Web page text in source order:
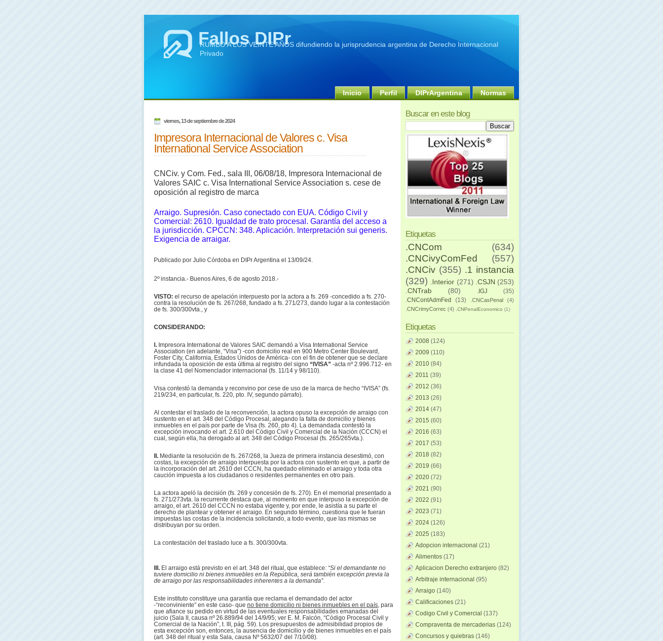
Fallos DIPr
RUMBO A LOS VEINTE AÑOS difundiendo la jurisprudencia argentina de Derecho Internacional
Privado
Inicio Perfil DIPrArgentina Normas
viernes, 13 de septiembre de 2024
Impresora Internacional de Valores c. Visa
International Service Association
CNCiv. y Com. Fed., sala III, 06/08/18, Impresora Internacional de
Valores SAIC c. Visa International Service Association s. cese de
oposición al registro de marca
Arraigo. Supresión. Caso conectado con EUA. Código Civil y
Comercial: 2610. Igualdad de trato procesal. Garantía del acceso a
la jurisdicción. CPCCN: 348. Aplicación. Interpretación sui generis.
Exigencia de arraigar.
Publicado por Julio Córdoba en DIPr Argentina el 13/09/24.
2º instancia.- Buenos Aires, 6 de agosto 2018.-
VISTO: el recurso de apelación interpuesto por la actora a fs. 269 -concedido a fs. 270-
contra la resolución de fs. 267/268, fundado a fs. 271/273, dando lugar a la contestación
de fs. 300/300vta., y
CONSIDERANDO:
I. Impresora International de Valores SAIC demandó a Visa International Service
Association (en adelante, “Visa”) -con domicilio real en 900 Metro Center Boulevard,
Foster City, California, Estados Unidos de América- con el fin de obtener que se declare
infundada la oposición de esta última al registro del signo “IVISA” -acta nº 2.996.712- en
la clase 41 del Nomenclador internacional (fs. 11/14 y 98/110).
Visa contestó la demanda y reconvino por cese de uso de la marca de hecho “IVISA” (fs.
219/234, en particular, fs. 220, pto. IV, segundo párrafo).
Al contestar el traslado de la reconvención, la actora opuso la excepción de arraigo con
sustento en el art. 348 del Código Procesal, alegando la falta de domicilio y bienes
inmuebles en el país por parte de Visa (fs. 260, pto 4). La demandada contestó la
excepción invocando el art. 2.610 del Código Civil y Comercial de la Nación (CCCN) el
cual, según ella, ha derogado al art. 348 del Código Procesal (fs. 265/265vta.).
II. Mediante la resolución de fs. 267/268, la Jueza de primera instancia desestimó, con
costas, la excepción de arraigo interpuesta por la actora con sustento en que, a partir de
la incorporación del art. 2610 del CCCN, ha quedado eliminado el arraigo y toda otra
caución impuesta a los ciudadanos o residentes permanentes en otro país.
La actora apeló la decisión (fs. 269 y concesión de fs. 270). En el memorial presentado a
fs. 271/273vta. la recurrente destaca que, al momento en que interpuso la excepción de
arraigo, el art. 2610 del CCCN no estaba vigente y, por ende, le asistía a su parte el
derecho de plantear y obtener el arraigo. En segundo término, cuestiona que le fueran
impuestas las costas de la incidencia solicitando, a todo evento, que las mismas se
distribuyan por su orden.
La contestación del traslado luce a fs. 300/300vta.
III. El arraigo está previsto en el art. 348 del ritual, que establece: “Si el demandante no
tuviere domicilio ni bienes inmuebles en la República, será también excepción previa la
de arraigo por las responsabilidades inherentes a la demanda”.
Este instituto constituye una garantía que reclama el demandado del actor
-“reconviniente” en este caso- que no tiene domicilio ni bienes inmuebles en el país, para
que afiance su pedido en virtud de las eventuales responsabilidades emanadas del
juicio (Sala II, causa nº 26.889/94 del 14/9/95; ver E. M. Falcón, “Código Procesal Civil y
Comercial de la Nación”, t. III, pág. 59). Los presupuestos de admisibilidad propios de
esta excepción son, entonces, la ausencia de domicilio y de bienes inmuebles en el país
(art. 348 del ritual y esta Sala, causa Nº 5632/07 del 7/10/08).
Buscar en este blog
Etiquetas
.CNCom
(634)
.CNCivyComFed
(557)
.CNCiv (355) .1 instancia
(329)
.Interior (271) .CSJN (253)
.CNTrab
(80) .IGJ
(35)
.CNContAdmFed
(13) .CNCasPenal
(4)
.CNCrimyCorrec (4) .CNPenalEconomico (1)
Etiquetas
2008 (124)
2009 (110)
2010 (84)
2011 (39)
2012 (36)
2013 (26)
2014 (47)
2015 (60)
2016 (63)
2017 (53)
2018 (82)
2019 (66)
2020 (72)
2021 (90)
2022 (91)
2023 (71)
2024 (126)
2025 (183)
Adopcion internacional (21)
Alimentos (17)
Aplicacion Derecho extranjero (82)
Arbitraje internacional (95)
Arraigo (140)
Calificaciones (21)
Codigo Civil y Comercial (137)
Compraventa de mercaderias (124)
Concursos y quiebras (146)